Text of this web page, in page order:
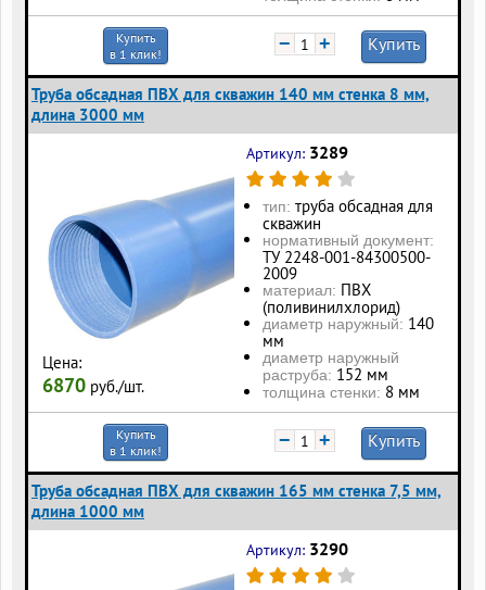
Купить
в 1 клик!
− + Купить
Труба обсадная ПВХ для скважин 140 мм стенка 8 мм,
длина 3000 мм
Цена:
6870 руб./шт.
Артикул: 3289
тип: труба обсадная для
скважин
нормативный документ:
ТУ 2248-001-84300500-
2009
материал: ПВХ
(поливинилхлорид)
диаметр наружный: 140
мм
диаметр наружный
раструба: 152 мм
толщина стенки: 8 мм
Купить
в 1 клик!
− + Купить
Труба обсадная ПВХ для скважин 165 мм стенка 7,5 мм,
длина 1000 мм
Артикул: 3290